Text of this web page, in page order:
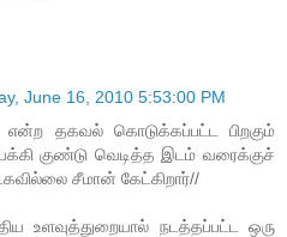
June 16, 2010 5:53:00 PM
என்ற தகவல் கொடுக்கப்பட்ட பிறகும்
குண்டு வெடித்த இடம் வரைக்குச்
சீமான் கேட்கிறார்//
உளவுத்துறையால் நடத்தப்பட்ட ஒரு